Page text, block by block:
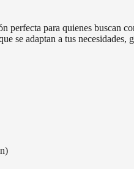
para quienes buscan
se adaptan a tus